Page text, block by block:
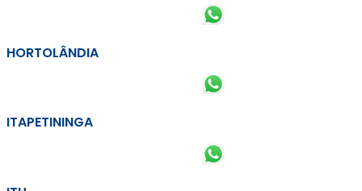
HORTOLÂNDIA
ITAPETININGA